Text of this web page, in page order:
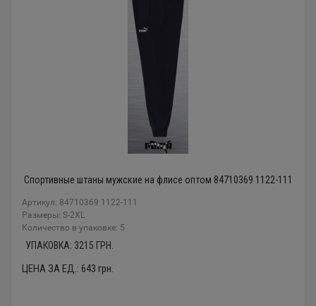
Спортивные штаны мужские на флисе оптом 84710369 1122-111
Артикул: 84710369 1122-111
Размеры: S-2XL
Количество в упаковке: 5
УПАКОВКА: 3215 ГРН.
ЦЕНА ЗА ЕД.: 643 грн.